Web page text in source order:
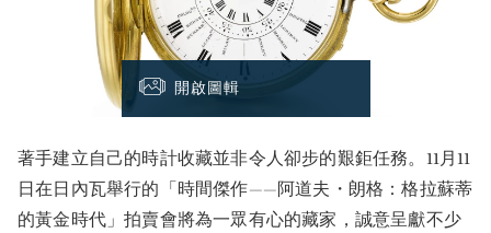
開啟圖輯
著手建立自己的時計收藏並非令人卻步的艱鉅任務。11月11
日在日內瓦舉行的「時間傑作——阿道夫・朗格：格拉蘇蒂
的黃金時代」拍賣會將為一眾有心的藏家，誠意呈獻不少